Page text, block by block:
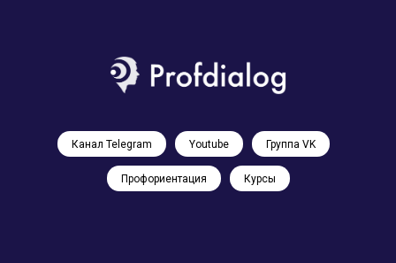
Канал Telegram Youtube Группа VK
Профориентация Курсы